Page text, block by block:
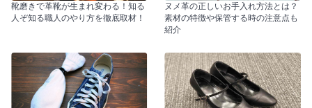
靴磨きで革靴が生まれ変わる！知る
人ぞ知る職人のやり方を徹底取材！
ヌメ革の正しいお手入れ方法とは？
素材の特徴や保管する時の注意点も
紹介